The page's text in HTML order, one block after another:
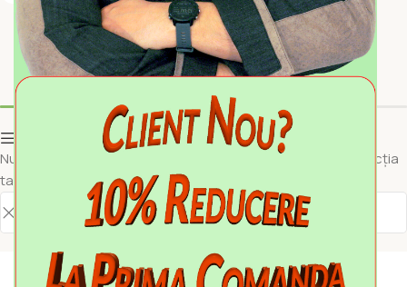
SALATE & PREPARATE VEGANE
INGREDIENTE DIVERSE
Show column
Nu a fost găsit niciun produs care să se potrivească cu selecția
ta.